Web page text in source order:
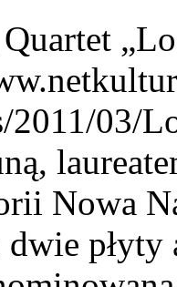
2011/03/
Nowa